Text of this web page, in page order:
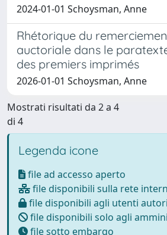
2024-01-01 Schoysman, Anne
Rhétorique du
auctoriale dans le
des premiers imprimés
2026-01-01 Schoysman, Anne
Mostrati risultati da 2 a 4
di 4
Legenda icone
file ad accesso aperto
file disponibili sulla rete
file disponibili agli utenti
file disponibili solo agli
file sotto embargo